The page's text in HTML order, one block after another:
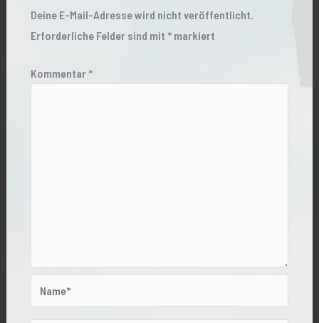
Deine E-Mail-Adresse wird nicht veröffentlicht.
Erforderliche Felder sind mit *markiert
Kommentar *